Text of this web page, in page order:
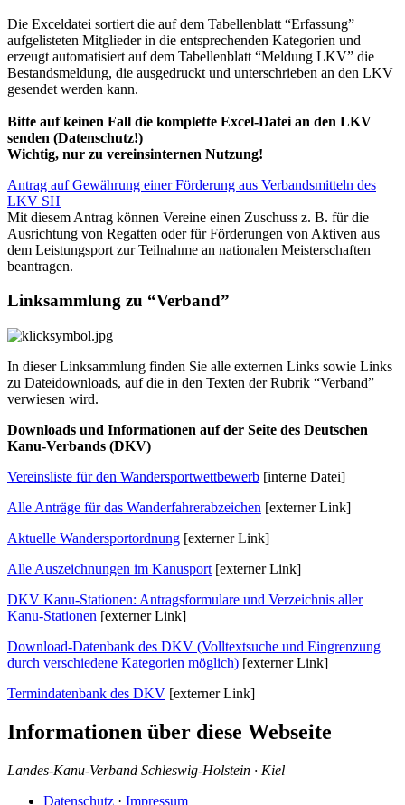
Die Exceldatei sortiert die auf dem Tabellenblatt “Erfassung”
aufgelisteten Mitglieder in die entsprechenden Kategorien und
erzeugt automatisiert auf dem Tabellenblatt “Meldung LKV” die
Bestandsmeldung, die ausgedruckt und unterschrieben an den LKV
gesendet werden kann.
Bitte auf keinen Fall die komplette Excel-Datei an den LKV
senden (Datenschutz!)
Wichtig, nur zu vereinsinternen Nutzung!
Antrag auf Gewährung einer Förderung aus Verbandsmitteln des
LKV SH
Mit diesem Antrag können Vereine einen Zuschuss z. B. für die
Ausrichtung von Regatten oder für Förderungen von Aktiven aus
dem Leistungsport zur Teilnahme an nationalen Meisterschaften
beantragen.
Linksammlung zu “Verband”
In dieser Linksammlung finden Sie alle externen Links sowie Links
zu Dateidownloads, auf die in den Texten der Rubrik “Verband”
verwiesen wird.
Downloads und Informationen auf der Seite des Deutschen
Kanu-Verbands (DKV)
Vereinsliste für den Wandersportwettbewerb [interne Datei]
Alle Anträge für das Wanderfahrerabzeichen [externer Link]
Aktuelle Wandersportordnung [externer Link]
Alle Auszeichnungen im Kanusport [externer Link]
DKV Kanu-Stationen: Antragsformulare und Verzeichnis aller
Kanu-Stationen [externer Link]
Download-Datenbank des DKV (Volltextsuche und Eingrenzung
durch verschiedene Kategorien möglich) [externer Link]
Termindatenbank des DKV [externer Link]
Informationen über diese Webseite
Landes-Kanu-Verband Schleswig-Holstein · Kiel
Datenschutz · Impressum